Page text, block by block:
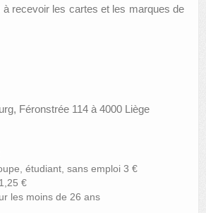
à recevoir les cartes et les marques de
Féronstrée 114 à 4000 Liège
étudiant, sans emploi 3 €
€
les moins de 26 ans